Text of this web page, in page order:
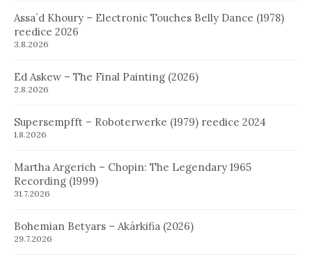
Assa´d Khoury – Electronic Touches Belly Dance (1978)
reedice 2026
3.8.2026
Ed Askew – The Final Painting (2026)
2.8.2026
Supersempfft – Roboterwerke (1979) reedice 2024
1.8.2026
Martha Argerich – Chopin: The Legendary 1965
Recording (1999)
31.7.2026
Bohemian Betyars – Akárkifia (2026)
29.7.2026